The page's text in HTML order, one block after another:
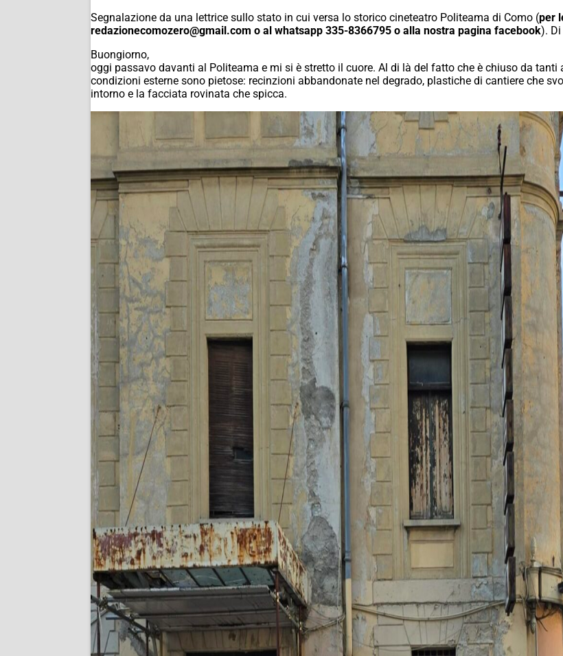
Segnalazione da una lettrice sullo stato in cui versa lo storico cineteatro Politeama di Como (per
redazionecomozero@gmail.com o al whatsapp 335-8366795 o alla nostra pagina facebook).
Buongiorno,
oggi passavo davanti al Politeama e mi si è stretto il cuore. Al di là del fatto che è chiuso da tanti
condizioni esterne sono pietose: recinzioni abbandonate nel degrado, plastiche di cantiere che
intorno e la facciata rovinata che spicca.